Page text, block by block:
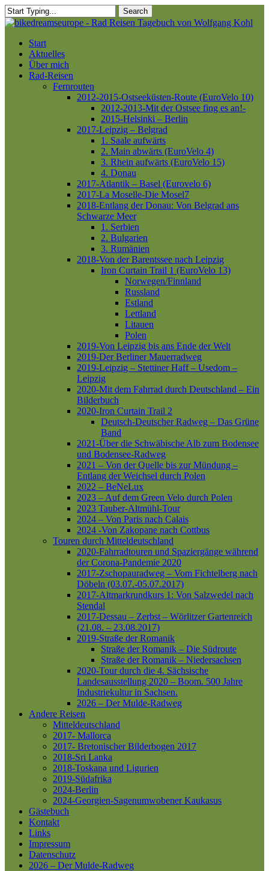
Skip
to
content
Search
Close
Menu
Start
Aktuelles
Über mich
Rad-Reisen
Fernrouten
2012-2015-Ostseeküsten-Route (EuroVelo 10)
2012-2013-Mit der Ostsee fing es an!-
2015-Helsinki – Berlin
2017-Leipzig – Belgrad
1. Saale aufwärts
2. Main abwärts (EuroVelo 4)
3. Rhein aufwärts (EuroVelo 15)
4. Donau
2017-Atlantik – Basel (Eurovelo 6)
2017-La Moselle-Die Mosel7
2018-Entlang der Donau: Von Belgrad ans
Schwarze Meer
1. Serbien
2. Bulgarien
3. Rumänien
2018-Von der Barentssee nach Leipzig
Iron Curtain Trail 1 (EuroVelo 13)
Norwegen/Finnland
Russland
Estland
Lettland
Litauen
Polen
2019-Von Leipzig bis ans Ende der Welt
2019-Der Berliner Mauerradweg
2019-Leipzig – Stettiner Haff – Usedom –
Leipzig
2020-Mit dem Fahrrad durch Deutschland – Ein
Bilderbuch
2020-Iron Curtain Trail 2
Deutsch-Deutscher Radweg – Das Grüne
Band
2021-Über die Schwäbische Alb zum Bodensee
und Bodensee-Radweg
2021 – Von der Quelle bis zur Mündung –
Entlang der Weichsel durch Polen
2022 – BeNeLux
2023 – Auf dem Green Velo durch Polen
2023 Tauber-Altmühl-Tour
2024 – Von Paris nach Calais
2024 -Von Zakopane nach Cottbus
Touren durch Mitteldeutschland
2020-Fahrradtouren und Spaziergänge während
der Corona-Pandemie 2020
2017-Zschopauradweg – Vom Fichtelberg nach
Döbeln (03.07.-05.07.2017)
2017-Altmarkrundkurs 1: Von Salzwedel nach
Stendal
2017-Dessau – Zerbst – Wörlitzer Gartenreich
(21.08. – 23.08.2017)
2019-Straße der Romanik
Straße der Romanik – Die Südroute
Straße der Romanik – Niedersachsen
2020-Tour durch die 4. Sächsische
Landesausstellung 2020 – Boom. 500 Jahre
Industriekultur in Sachsen.
2026 – Der Mulde-Radweg
Andere Reisen
Mitteldeutschland
2017- Mallorca
2017- Bretonischer Bilderbogen 2017
2018-Sri Lanka
2018-Toskana und Ligurien
2019-Südafrika
2024-Berlin
2024-Georgien-Sagenumwobener Kaukasus
Gästebuch
Kontakt
Links
Impressum
Datenschutz
2026 – Der Mulde-Radweg